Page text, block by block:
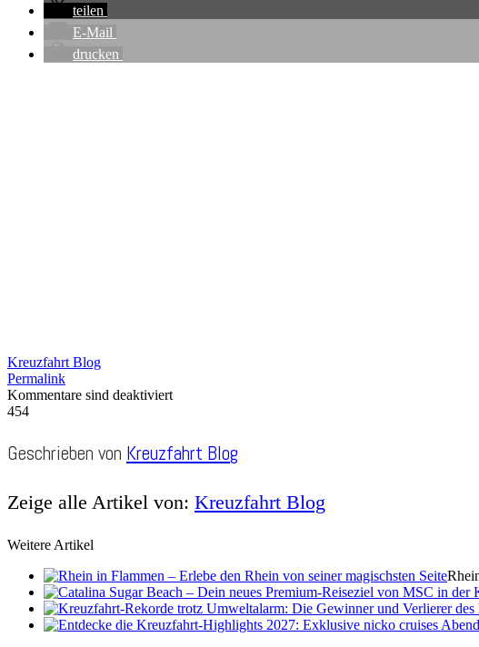
teilen
E-Mail
drucken
Kreuzfahrt Blog
Permalink
Kommentare sind deaktiviert
454
Geschrieben von Kreuzfahrt Blog
Zeige alle Artikel von: Kreuzfahrt Blog
Weitere Artikel